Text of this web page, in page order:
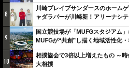
8
川崎ブレイブサンダースのホーム
ャダラパーが川崎新！アリーナシ
しみでしかないでしょ。川崎は、
9
国立競技場が「MUFGスタジアム
MUFGが“共創”し描く地域活性化
10
相撲協会で3倍以上増えたもの ～
大相撲